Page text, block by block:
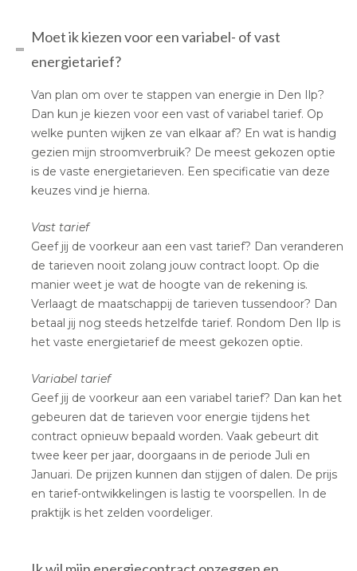
Moet ik kiezen voor een variabel- of vast
energietarief?
Van plan om over te stappen van energie in Den Ilp?
Dan kun je kiezen voor een vast of variabel tarief. Op
welke punten wijken ze van elkaar af? En wat is handig
gezien mijn stroomverbruik? De meest gekozen optie
is de vaste energietarieven. Een specificatie van deze
keuzes vind je hierna.
Vast tarief
Geef jij de voorkeur aan een vast tarief? Dan veranderen
de tarieven nooit zolang jouw contract loopt. Op die
manier weet je wat de hoogte van de rekening is.
Verlaagt de maatschappij de tarieven tussendoor? Dan
betaal jij nog steeds hetzelfde tarief. Rondom Den Ilp is
het vaste energietarief de meest gekozen optie.
Variabel tarief
Geef jij de voorkeur aan een variabel tarief? Dan kan het
gebeuren dat de tarieven voor energie tijdens het
contract opnieuw bepaald worden. Vaak gebeurt dit
twee keer per jaar, doorgaans in de periode Juli en
Januari. De prijzen kunnen dan stijgen of dalen. De prijs
en tarief-ontwikkelingen is lastig te voorspellen. In de
praktijk is het zelden voordeliger.